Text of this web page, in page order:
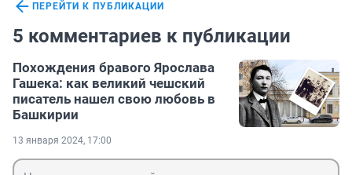
ПЕРЕЙТИ К ПУБЛИКАЦИИ
5 комментариев к публикации
Похождения бравого Ярослава
Гашека: как великий чешский
писатель нашел свою любовь в
Башкирии
13 января 2024, 17:00